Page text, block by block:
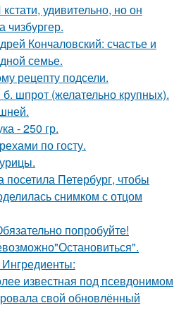
удивительно, но он
чизбургер.
Кончаловский: счастье и
семье.
рецепту подсели.
шпрот (желательно крупных).
- 250 гр.
по госту.
Петербург, чтобы
снимком с отцом
попробуйте!
известная под псевдонимом
свой обновлённый